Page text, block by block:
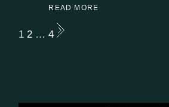
READ MORE
NAVIGAZIONE
1 2 … 4